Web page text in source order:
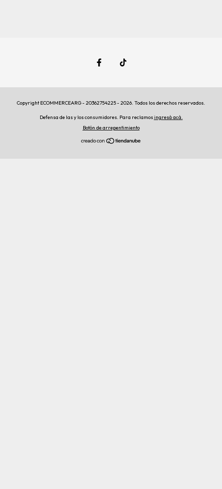
Copyright ECOMMERCEARG - 20362754225 - 2026. Todos los derechos reservados.
Defensa de las y los consumidores. Para reclamosingresá acá.
Botón de arrepentimiento